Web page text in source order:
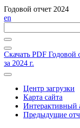
Годовой отчет 2024
en
Скачать PDF Годовой
за 2024 г.
Центр загрузки
Карта сайта
Интерактивный
Предыдущие